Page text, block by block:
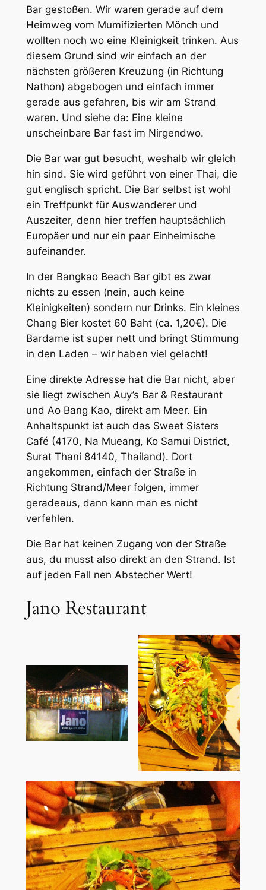
Bar gestoßen. Wir waren gerade auf dem
Heimweg vom Mumifizierten Mönch und
wollten noch wo eine Kleinigkeit trinken. Aus
diesem Grund sind wir einfach an der
nächsten größeren Kreuzung (in Richtung
Nathon) abgebogen und einfach immer
gerade aus gefahren, bis wir am Strand
waren. Und siehe da: Eine kleine
unscheinbare Bar fast im Nirgendwo.
Die Bar war gut besucht, weshalb wir gleich
hin sind. Sie wird geführt von einer Thai, die
gut englisch spricht. Die Bar selbst ist wohl
ein Treffpunkt für Auswanderer und
Auszeiter, denn hier treffen hauptsächlich
Europäer und nur ein paar Einheimische
aufeinander.
In der Bangkao Beach Bar gibt es zwar
nichts zu essen (nein, auch keine
Kleinigkeiten) sondern nur Drinks. Ein kleines
Chang Bier kostet 60 Baht (ca. 1,20€). Die
Bardame ist super nett und bringt Stimmung
in den Laden – wir haben viel gelacht!
Eine direkte Adresse hat die Bar nicht, aber
sie liegt zwischen Auy’s Bar & Restaurant
und Ao Bang Kao, direkt am Meer. Ein
Anhaltspunkt ist auch das Sweet Sisters
Café (4170, Na Mueang, Ko Samui District,
Surat Thani 84140, Thailand). Dort
angekommen, einfach der Straße in
Richtung Strand/Meer folgen, immer
geradeaus, dann kann man es nicht
verfehlen.
Die Bar hat keinen Zugang von der Straße
aus, du musst also direkt an den Strand. Ist
auf jeden Fall nen Abstecher Wert!
Jano Restaurant